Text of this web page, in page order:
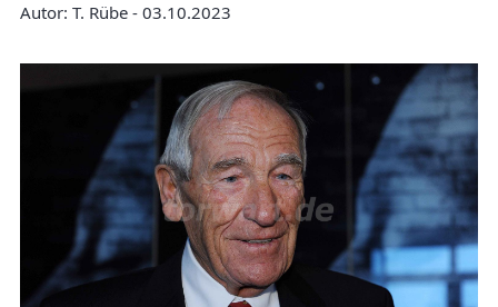
Autor: T. Rübe - 03.10.2023